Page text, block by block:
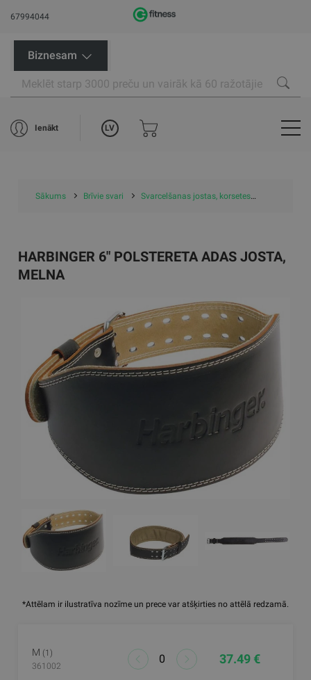
67994044
Biznesam
Ienākt LV
Sākums Brīvie svari Svarcelšanas jostas, korsetes
*Attēlam ir ilustratīva nozīme un prece var atšķirties no attēlā redzamā.
HARBINGER 6" POLSTERETA ADAS JOSTA,
MELNA
M (1)
361002
37.49 €